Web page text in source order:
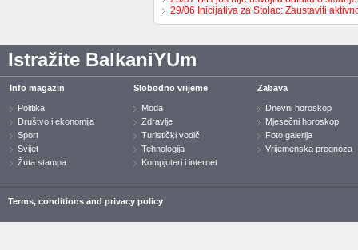
29/06 Inicijativa za Stolac: Zaustaviti
Istražite BalkaniYUm
Info magazin
Politika
Društvo i ekonomija
Sport
Svijet
Žuta stampa
Slobodno vrijeme
Moda
Zdravlje
Turistički vodič
Tehnologija
Kompjuteri i internet
Zabava
Dnevni horoskop
Mjesečni horoskop
Foto galerija
Vrijemenska prognoza
Terms, conditions and privacy policy